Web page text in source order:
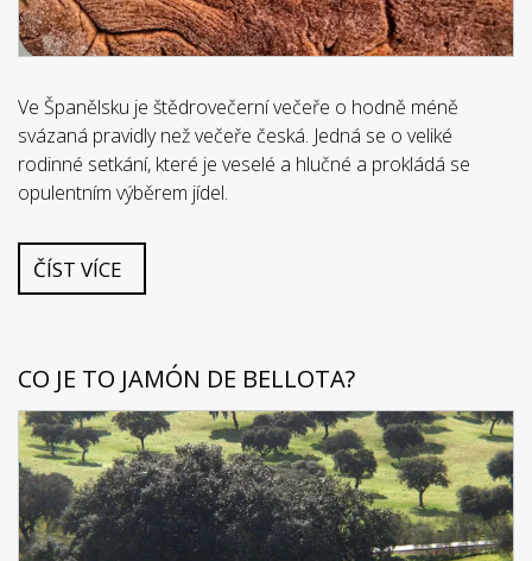
Ve Španělsku je štědrovečerní večeře o hodně méně
svázaná pravidly než večeře česká. Jedná se o veliké
rodinné setkání, které je veselé a hlučné a prokládá se
opulentním výběrem jídel.
ČÍST VÍCE
CO JE TO JAMÓN DE BELLOTA?